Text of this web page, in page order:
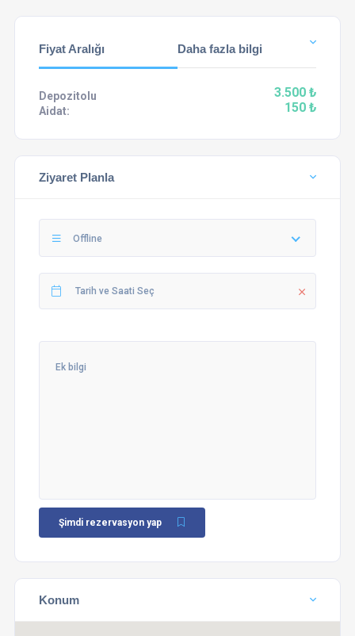
Fiyat Aralığı Daha fazla bilgi
Depozitolu 3.500 ₺
Aidat: 150 ₺
Ziyaret Planla
Offline
Şimdi rezervasyon yap
Konum